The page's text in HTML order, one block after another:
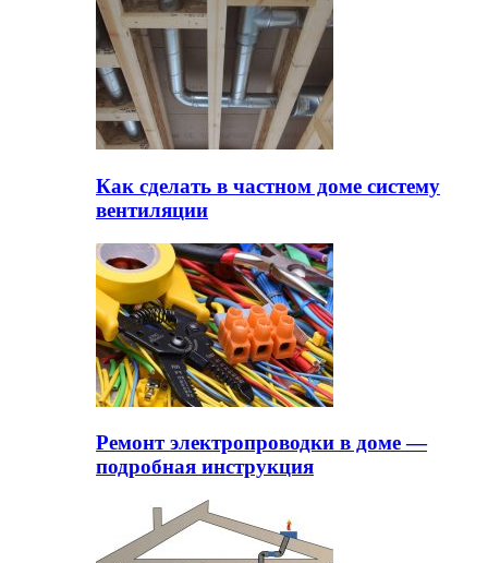
Как сделать в частном доме систему
вентиляции
Ремонт электропроводки в доме —
подробная инструкция